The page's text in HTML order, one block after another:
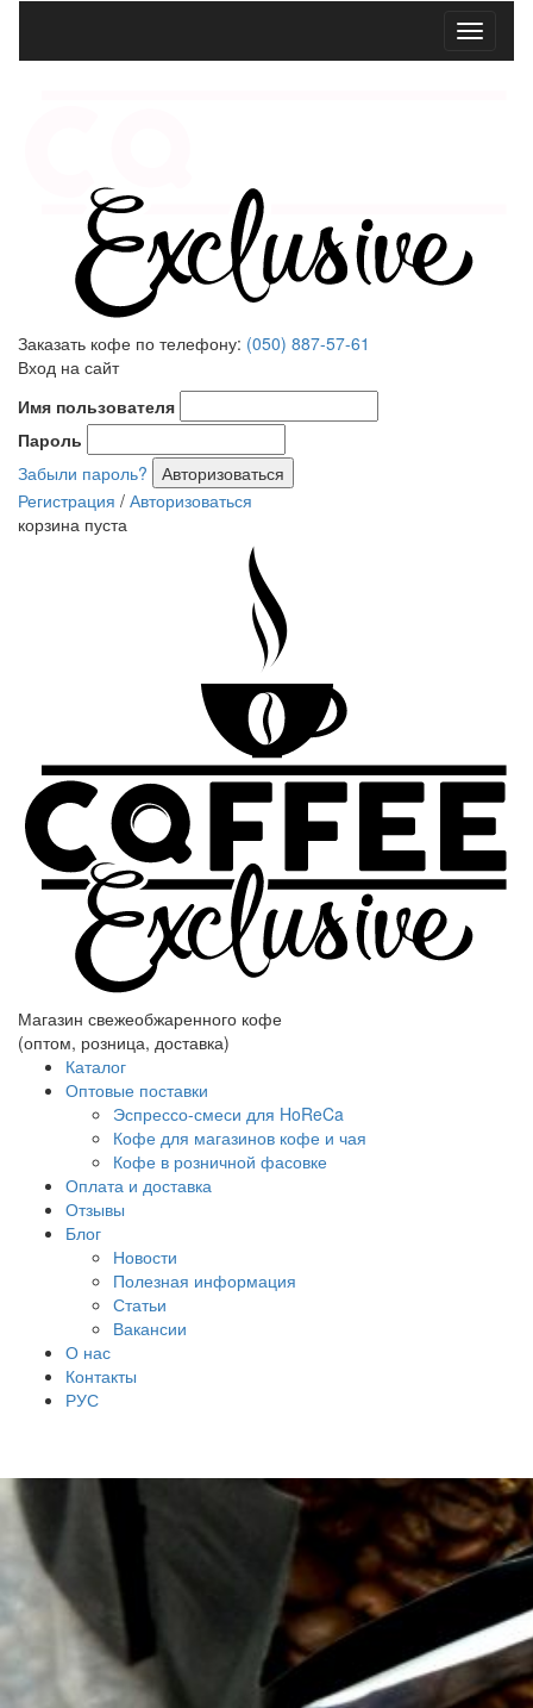
Меню
Заказать кофе по телефону: (050) 887-57-61
Вход на сайт
Имя пользователя
Пароль
Забыли пароль?
Регистрация / Авторизоваться
корзина пуста
Магазин свежеобжаренного кофе
(оптом, розница, доставка)
Каталог
Оптовые поставки
Эспрессо-смеси для HoReCa
Кофе для магазинов кофе и чая
Кофе в розничной фасовке
Оплата и доставка
Отзывы
Блог
Новости
Полезная информация
Статьи
Вакансии
О нас
Контакты
РУС